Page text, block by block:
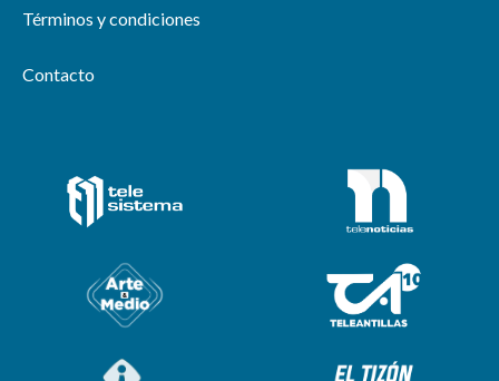
Términos y condiciones
Contacto